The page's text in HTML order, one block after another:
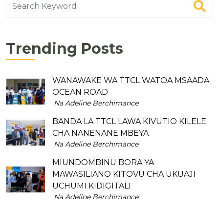
Trending Posts
WANAWAKE WA TTCL WATOA MSAADA
OCEAN ROAD
Na Adeline Berchimance
BANDA LA TTCL LAWA KIVUTIO KILELE
CHA NANENANE MBEYA
Na Adeline Berchimance
MIUNDOMBINU BORA YA
MAWASILIANO KITOVU CHA UKUAJI
UCHUMI KIDIGITALI
Na Adeline Berchimance